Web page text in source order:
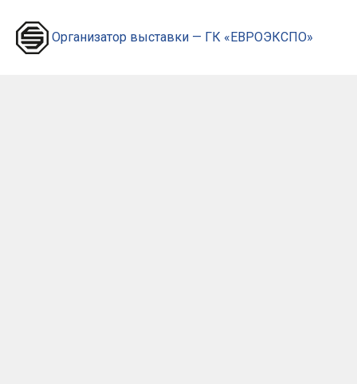
Организатор выставки — ГК «ЕВРОЭКСПО»